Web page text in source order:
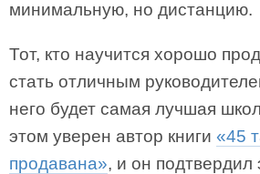
минимальную, но дистанцию.
Тот, кто научится хорошо
стать отличным
него будет самая лучшая
этом уверен автор книги «45
продавана», и он